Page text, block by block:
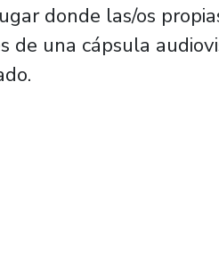
donde las/os
de una cápsula
selección de